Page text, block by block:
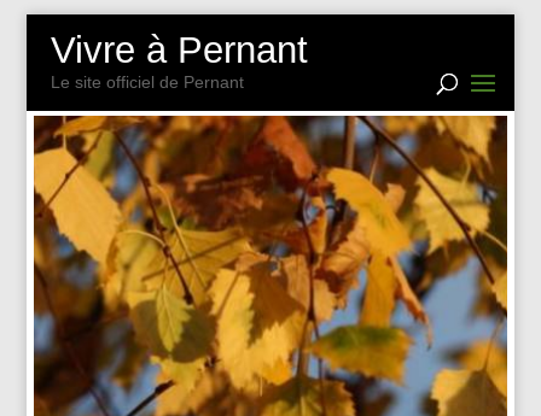
Vivre à Pernant
Le site officiel de Pernant